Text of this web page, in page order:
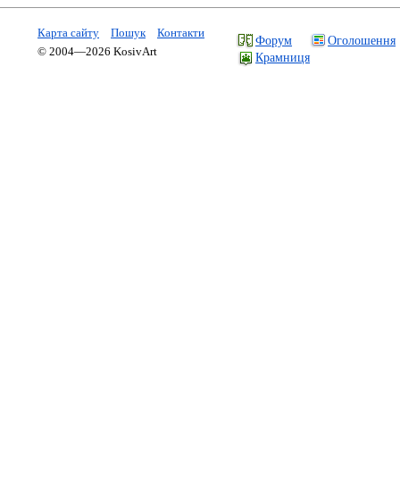
Карта сайту Пошук
Контакти
© 2004—2026 KosivArt
Форум
Оголошення
Крамниця